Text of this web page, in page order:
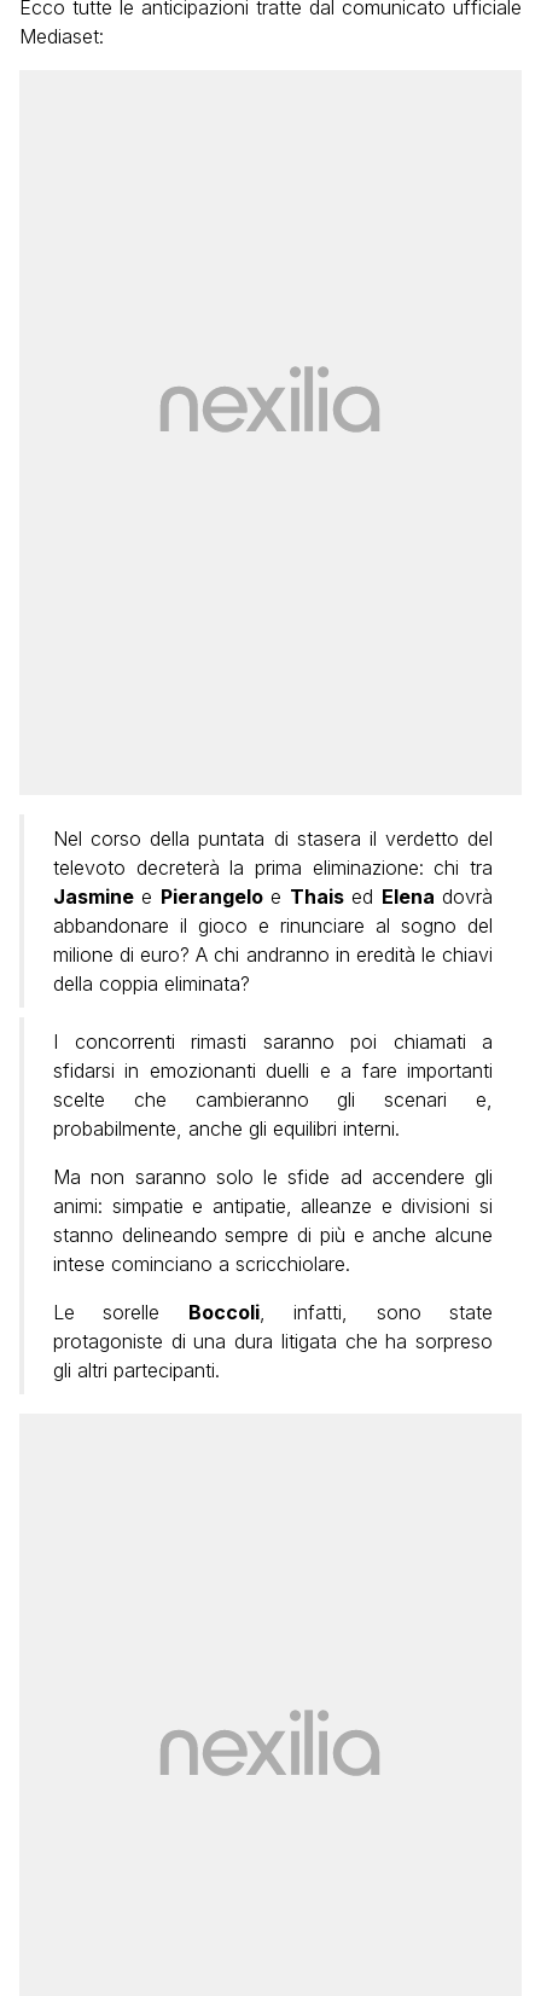
Ecco tutte le anticipazioni tratte dal comunicato ufficiale
Mediaset:
Nel corso della puntata di stasera il verdetto del
televoto decreterà la prima eliminazione: chi tra
Jasmine e Pierangeloe Thaised Elena dovrà
abbandonare il gioco e rinunciare al sogno del
milione di euro? A chi andranno in eredità le chiavi
della coppia eliminata?
I concorrenti rimasti saranno poi chiamati a
sfidarsi in emozionanti duelli e a fare importanti
scelte che cambieranno gli scenari e,
probabilmente, anche gli equilibri interni.
Ma non saranno solo le sfide ad accendere gli
animi: simpatie e antipatie, alleanze e divisioni si
stanno delineando sempre di più e anche alcune
intese cominciano a scricchiolare.
Le sorelle Boccoli, infatti, sono state
protagoniste di una dura litigata che ha sorpreso
gli altri partecipanti.